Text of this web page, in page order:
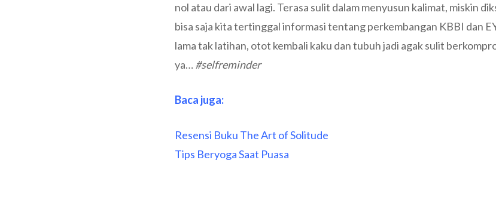
nol atau dari awal lagi. Terasa sulit dalam menyusun kalimat, miskin
bisa saja kita tertinggal informasi tentang perkembangan KBBI dan
lama tak latihan, otot kembali kaku dan tubuh jadi agak sulit
ya…#selfreminder
Baca juga:
Resensi Buku The Art of Solitude
Tips Beryoga Saat Puasa